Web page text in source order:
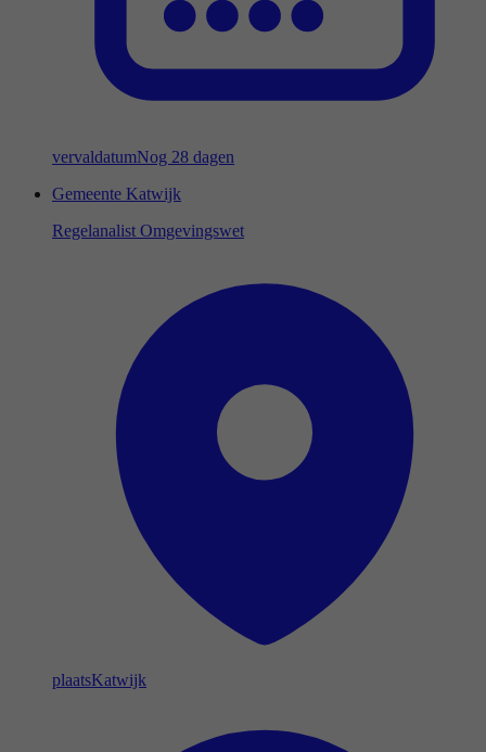
vervaldatumNog 28 dagen
Gemeente Katwijk
Regelanalist Omgevingswet
plaatsKatwijk